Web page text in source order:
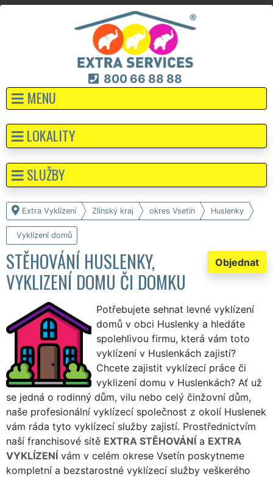
800 66 88 88
MENU
Extra Vyklízení Zlínský kraj okres Vsetín Huslenky
Vyklízení domů
Objednat
STĚHOVÁNÍ HUSLENKY,
VYKLIZENÍ DOMU ČI DOMKU
Potřebujete sehnat levné vyklízení
domů v obci Huslenky a hledáte
spolehlivou firmu, která vám toto
vyklízení v Huslenkách zajistí?
Chcete zajistit vyklízecí práce či
vyklizení domu v Huslenkách? Ať už
se jedná o rodinný dům, vilu nebo celý činžovní dům,
naše profesionální vyklízecí společnost z okolí Huslenek
vám ráda tyto vyklízecí služby zajistí. Prostřednictvím
naší franchisové sítě EXTRA STĚHOVÁNÍ a EXTRA
VYKLÍZENÍ vám v celém okrese Vsetín poskytneme
kompletní a bezstarostné vyklízecí služby veškerého
LOKALITY
SLUŽBY